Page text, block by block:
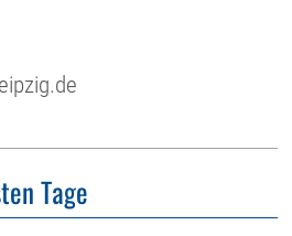
Tage